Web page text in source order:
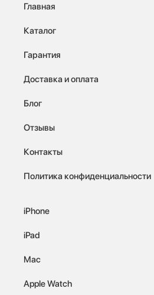
Главная
Каталог
Гарантия
Доставка и оплата
Блог
Отзывы
Контакты
Политика конфиденциальности
iPhone
iPad
Mac
Apple Watch